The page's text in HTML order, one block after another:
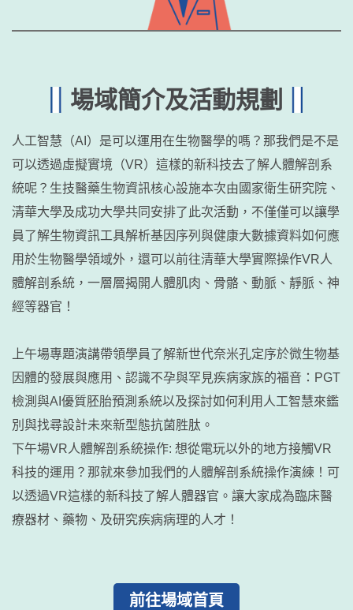
場域簡介及活動規劃
人工智慧（AI）是可以運用在生物醫學的嗎？那我們是不是
可以透過虛擬實境（VR）這樣的新科技去了解人體解剖系
統呢？生技醫藥生物資訊核心設施本次由國家衛生研究院、
清華大學及成功大學共同安排了此次活動，不僅僅可以讓學
員了解生物資訊工具解析基因序列與健康大數據資料如何應
用於生物醫學領域外，還可以前往清華大學實際操作VR人
體解剖系統，一層層揭開人體肌肉、骨骼、動脈、靜脈、神
經等器官！
上午場專題演講帶領學員了解新世代奈米孔定序於微生物基
因體的發展與應用、認識不孕與罕見疾病家族的福音：PGT
檢測與AI優質胚胎預測系統以及探討如何利用人工智慧來鑑
別與找尋設計未來新型態抗菌胜肽。
下午場VR人體解剖系統操作: 想從電玩以外的地方接觸VR
科技的運用？那就來參加我們的人體解剖系統操作演練！可
以透過VR這樣的新科技了解人體器官。讓大家成為臨床醫
療器材、藥物、及研究疾病病理的人才！
前往場域首頁